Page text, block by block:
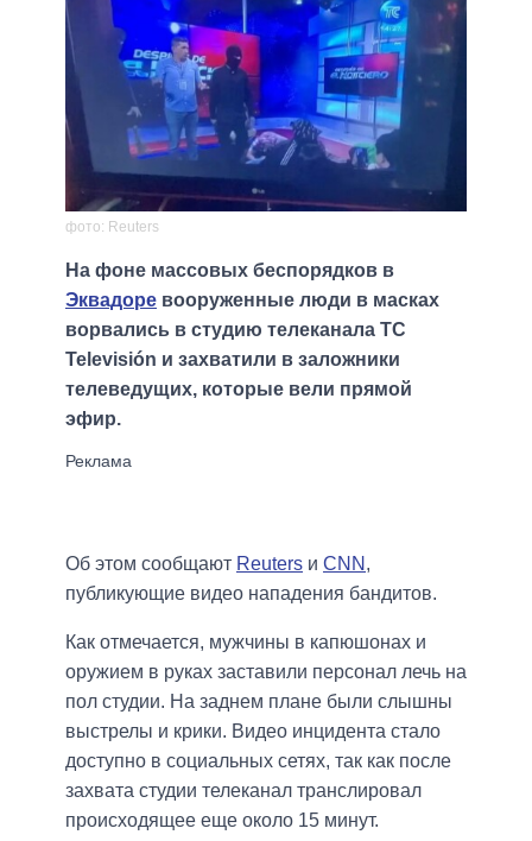
фото: Reuters
На фоне массовых беспорядков в
Эквадоре вооруженные люди в масках
ворвались в студию телеканала TC
Televisión и захватили в заложники
телеведущих, которые вели прямой
эфир.
Об этом сообщают Reuters и CNN ,
публикующие видео нападения бандитов.
Как отмечается, мужчины в капюшонах и
оружием в руках заставили персонал лечь на
пол студии. На заднем плане были слышны
выстрелы и крики. Видео инцидента стало
доступно в социальных сетях, так как после
захвата студии телеканал транслировал
происходящее еще около 15 минут.